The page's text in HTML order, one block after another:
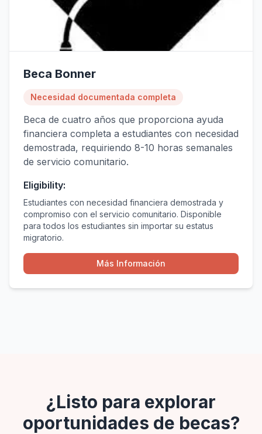
Beca Bonner
Necesidad documentada completa
Beca de cuatro años que proporciona ayuda
financiera completa a estudiantes con necesidad
demostrada, requiriendo 8-10 horas semanales
de servicio comunitario.
Eligibility:
Estudiantes con necesidad financiera demostrada y
compromiso con el servicio comunitario. Disponible
para todos los estudiantes sin importar su estatus
migratorio.
Más Información
¿Listo para explorar
oportunidades de becas?